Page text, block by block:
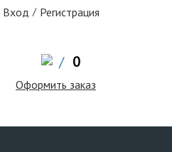
Вход / Регистрация
/ 0
Оформить заказ